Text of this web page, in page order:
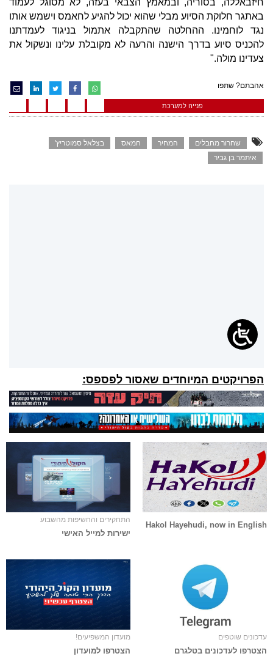
באתגר חלוקת הסיוע מבלי שהוא יכול להגיע לחאמס וישמש אותו
נגד לוחמינו. ההחלטה שהתקבלה אתמול בניגוד לעמדתנו
להכניס סיוע בדרך הישנה והרעה לא מקובלת עלינו ונשקול את
צעדינו מולה."
אהבתם? שתפו
פנייה למערכת
שחרור מחבלים המחיר חמאס
בצלאל סמוטריץ'
איתמר בן גביר
הפרויקטים המיוחדים שאסור לפספס:
Hakol Hayehudi, now in English
התחקירים והחשיפות מהשבוע
ישירות למייל האישי
עדכונים שוטפים
הצטרפו לעדכונים בטלגרם
מועדון המשפיעים!
הצטרפו למועדון